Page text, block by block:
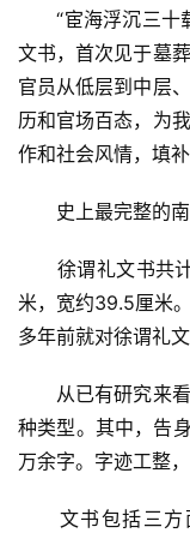
“宦海浮沉三十
文书，首次见于墓
官员从低层到中层
历和官场百态，为
作和社会风情，填
史上最完整的南
徐谓礼文书共计
米，宽约39.5厘米
多年前就对徐谓礼
从已有研究来看
种类型。其中，告
万余字。字迹工整
文书包括三方面